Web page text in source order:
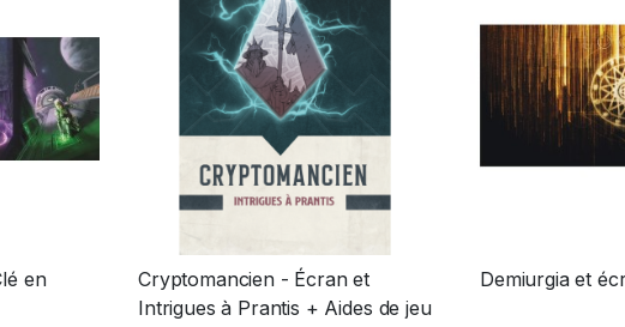
en
 Aperçu rapide
Cryptomancien - Écran et
Intrigues à Prantis + Aides de jeu

Demiurgia et